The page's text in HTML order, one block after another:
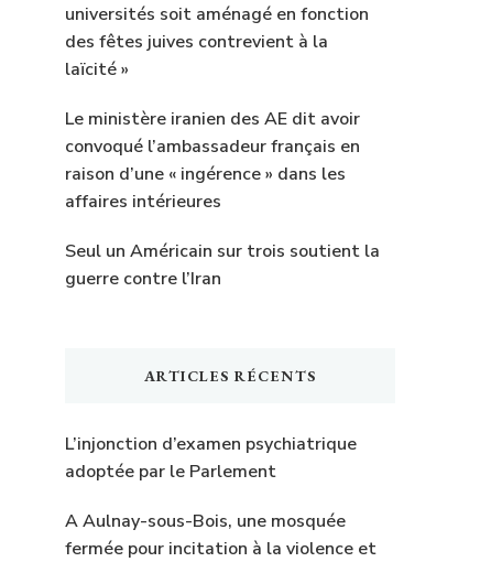
universités soit aménagé en fonction
des fêtes juives contrevient à la
laïcité »
Le ministère iranien des AE dit avoir
convoqué l’ambassadeur français en
raison d’une « ingérence » dans les
affaires intérieures
Seul un Américain sur trois soutient la
guerre contre l’Iran
ARTICLES RÉCENTS
L’injonction d’examen psychiatrique
adoptée par le Parlement
A Aulnay-sous-Bois, une mosquée
fermée pour incitation à la violence et